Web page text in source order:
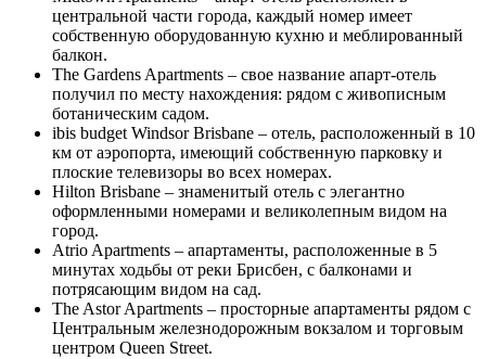
центральной части города, каждый номер имеет
собственную оборудованную кухню и меблированный
балкон.
The Gardens Apartments – свое название апарт-отель
получил по месту нахождения: рядом с живописным
ботаническим садом.
ibis budget Windsor Brisbane – отель, расположенный в 10
км от аэропорта, имеющий собственную парковку и
плоские телевизоры во всех номерах.
Hilton Brisbane – знаменитый отель с элегантно
оформленными номерами и великолепным видом на
город.
Atrio Apartments – апартаменты, расположенные в 5
минутах ходьбы от реки Брисбен, с балконами и
потрясающим видом на сад.
The Astor Apartments – просторные апартаменты рядом с
Центральным железнодорожным вокзалом и торговым
центром Queen Street.